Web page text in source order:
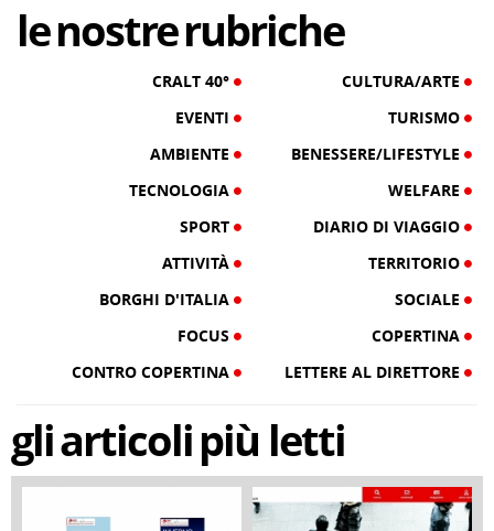
lenostrerubriche
CRALT 40°
CULTURA/ARTE
EVENTI
TURISMO
AMBIENTE
BENESSERE/LIFESTYLE
TECNOLOGIA
WELFARE
SPORT
DIARIO DI VIAGGIO
ATTIVITÀ
TERRITORIO
BORGHI D'ITALIA
SOCIALE
FOCUS
COPERTINA
CONTRO COPERTINA
LETTERE AL DIRETTORE
gliarticolipiù letti